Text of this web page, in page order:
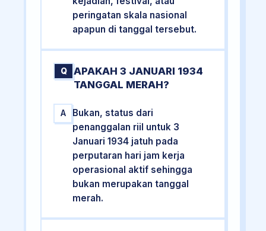
peringatan skala nasional
apapun di tanggal tersebut.
Q
APAKAH 3 JANUARI 1934
TANGGAL MERAH?
A
Bukan, status dari
penanggalan riil untuk 3
Januari 1934 jatuh pada
perputaran hari jam kerja
operasional aktif sehingga
bukan merupakan tanggal
merah.